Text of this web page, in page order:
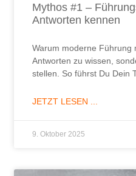
Mythos #1 –
Antworten kennen
Warum moderne Führung
Antworten zu wissen,
stellen. So führst Du Dein
JETZT LESEN ...
9. Oktober 2025